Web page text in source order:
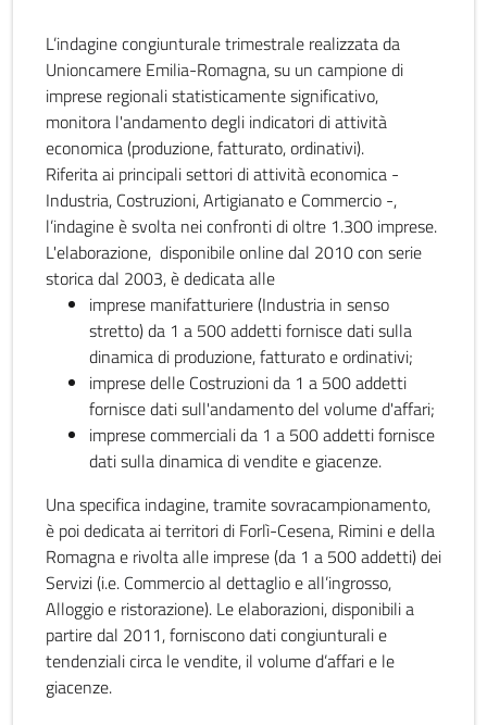
L’indagine congiunturale trimestrale realizzata da
Unioncamere Emilia-Romagna, su un campione di
imprese regionali statisticamente significativo,
monitora l'andamento degli indicatori di attività
economica (produzione, fatturato, ordinativi).
Riferita ai principali settori di attività economica -
Industria, Costruzioni, Artigianato e Commercio -,
l’indagine è svolta nei confronti di oltre 1.300 imprese.
L'elaborazione, disponibile online dal 2010 con serie
storica dal 2003, è dedicata alle
imprese manifatturiere (Industria in senso
stretto) da 1 a 500 addetti fornisce dati sulla
dinamica di produzione, fatturato e ordinativi;
imprese delle Costruzioni da 1 a 500 addetti
fornisce dati sull'andamento del volume d'affari;
imprese commerciali da 1 a 500 addetti fornisce
dati sulla dinamica di vendite e giacenze.
Una specifica indagine, tramite sovracampionamento,
è poi dedicata ai territori di Forlì-Cesena, Rimini e della
Romagna e rivolta alle imprese (da 1 a 500 addetti) dei
Servizi (i.e. Commercio al dettaglio e all’ingrosso,
Alloggio e ristorazione). Le elaborazioni, disponibili a
partire dal 2011, forniscono dati congiunturali e
tendenziali circa le vendite, il volume d’affari e le
giacenze.